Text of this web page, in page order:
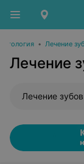
• Лечение
Лечение
Лечение